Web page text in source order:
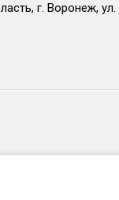
г. Воронеж,